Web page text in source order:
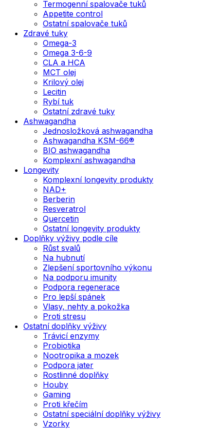
Termogenní spalovače tuků
Appetite control
Ostatní spalovače tuků
Zdravé tuky
Omega-3
Omega 3-6-9
CLA a HCA
MCT olej
Krilový olej
Lecitin
Rybí tuk
Ostatní zdravé tuky
Ashwagandha
Jednosložková ashwagandha
Ashwagandha KSM-66®
BIO ashwagandha
Komplexní ashwagandha
Longevity
Komplexní longevity produkty
NAD+
Berberin
Resveratrol
Quercetin
Ostatní longevity produkty
Doplňky výživy podle cíle
Růst svalů
Na hubnutí
Zlepšení sportovního výkonu
Na podporu imunity
Podpora regenerace
Pro lepší spánek
Vlasy, nehty a pokožka
Proti stresu
Ostatní doplňky výživy
Trávicí enzymy
Probiotika
Nootropika a mozek
Podpora jater
Rostlinné doplňky
Houby
Gaming
Proti křečím
Ostatní speciální doplňky výživy
Vzorky